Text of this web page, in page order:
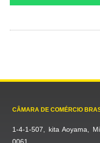
CÂMARA DE COMÉRCIO
1-4-1-507, kita Aoyama,